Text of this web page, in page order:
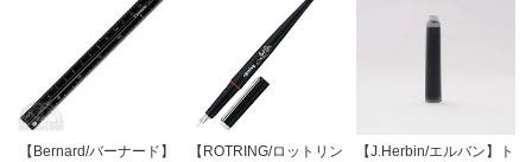
【Bernard/バーナード】
【ROTRING/ロットリン
【J.Herbin/エルバン】ト